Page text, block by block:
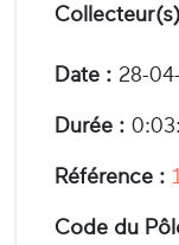
Date : 28-
Durée :
Référence :
Code du